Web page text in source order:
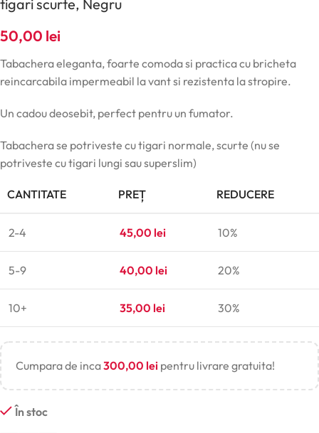
tigari scurte, Negru
50,00 lei
Tabachera eleganta, foarte comoda si practica cu bricheta
reincarcabila impermeabil la vant si rezistenta la stropire.
Un cadou deosebit, perfect pentru un fumator.
Tabachera se potriveste cu tigari normale, scurte (nu se
potriveste cu tigari lungi sau superslim)
CANTITATE PREȚ REDUCERE
2-4 45,00 lei 10%
5-9 40,00 lei 20%
10+ 35,00 lei 30%
Cumpara de inca300,00 lei pentru livrare gratuita!
În stoc